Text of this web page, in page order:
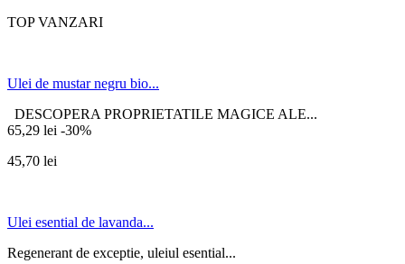
TOP VANZARI
Ulei de mustar negru bio...
DESCOPERA PROPRIETATILE MAGICE ALE...
65,29 lei -30%
45,70 lei
Ulei esential de lavanda...
Regenerant de exceptie, uleiul esential...